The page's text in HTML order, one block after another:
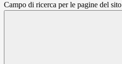
Campo di ricerca per le pagine del sito